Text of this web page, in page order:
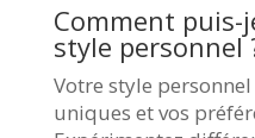
Comment
style personnel
Votre style
uniques et vos